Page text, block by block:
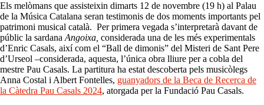
Els melòmans que assisteixin dimarts 12 de novembre (19 h) al Palau
de la Música Catalana seran testimonis de dos moments importants pel
patrimoni musical català. Per primera vegada s’interpretarà davant de
públic la sardanaAngoixa, considerada una de les més experimentals
d’Enric Casals, així com el “Ball de dimonis” del Misteri de Sant Pere
d’Urseol –considerada, aquesta, l’única obra lliure per a cobla del
mestre Pau Casals. La partitura ha estat descoberta pels musicòlegs
Anna Costal i Albert Fontelles, guanyadors de la Beca de Recerca de
la Càtedra Pau Casals 2024, atorgada per la Fundació Pau Casals.